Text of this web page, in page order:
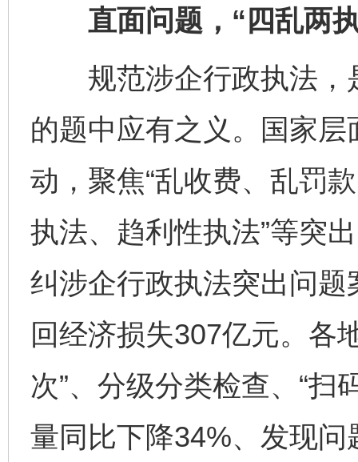
直面问题，“四乱两执
规范涉企行政执法，
的题中应有之义。国家
动，聚焦“乱收费、乱罚
执法、趋利性执法”等突
纠涉企行政执法突出问
回经济损失307亿元。各
次”、分级分类检查、“扫
量同比下降34%、发现